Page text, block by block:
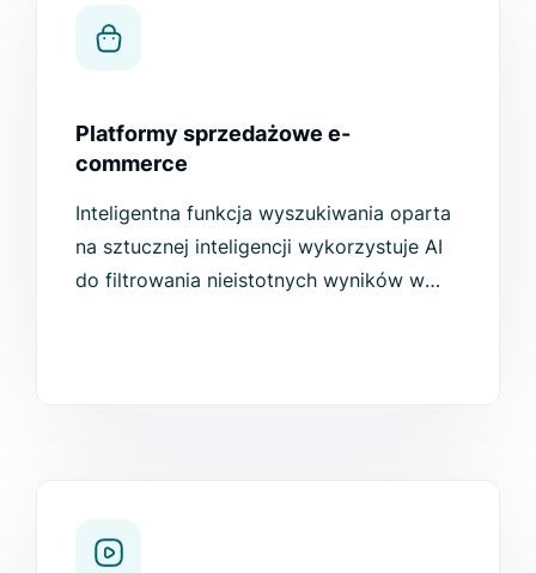
Platformy sprzedażowe e-
commerce
Inteligentna funkcja wyszukiwania oparta
na sztucznej inteligencji wykorzystuje AI
do filtrowania nieistotnych wyników w